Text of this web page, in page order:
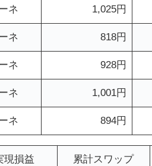
ネ 1,025円
ネ 818円
ネ 928円
ネ 1,001円
ネ 894円
現損益 累計スワップ